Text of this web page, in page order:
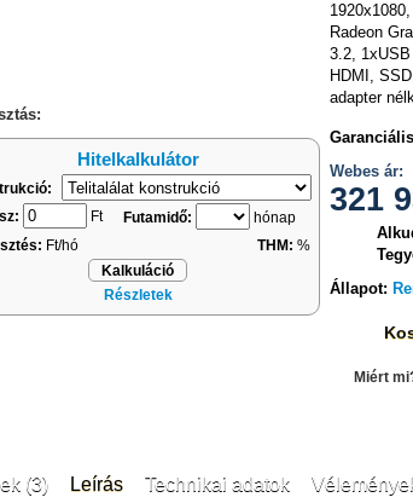
Hitelkalkulátor
Ft Futamidő:
hónap
Ft/hó THM: %
Kalkuláció
Részletek
Radeon
3.2,
HDMI,
adapter
Webes ár:
321
Állapot:
Miért
(3) Leírás Technikai adatok